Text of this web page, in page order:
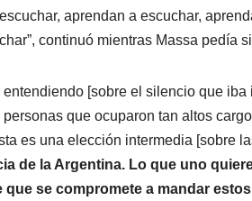
aprendan a escuchar,
continuó mientras Massa pedía
[sobre el silencio que
que ocuparon tan altos
es una elección intermedia [sobre
de la Argentina. Lo que uno
se compromete a mandar